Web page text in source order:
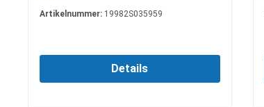
Artikelnummer: 19982S035959
Details